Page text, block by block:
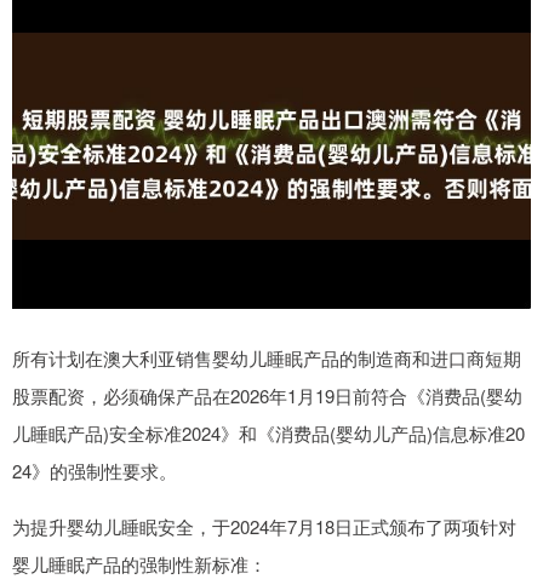
所有计划在澳大利亚销售婴幼儿睡眠产品的制造商和进口商短期
股票配资，必须确保产品在2026年1月19日前符合《消费品(婴幼
儿睡眠产品)安全标准2024》和《消费品(婴幼儿产品)信息标准20
24》的强制性要求。
为提升婴幼儿睡眠安全，于2024年7月18日正式颁布了两项针对
婴儿睡眠产品的强制性新标准：